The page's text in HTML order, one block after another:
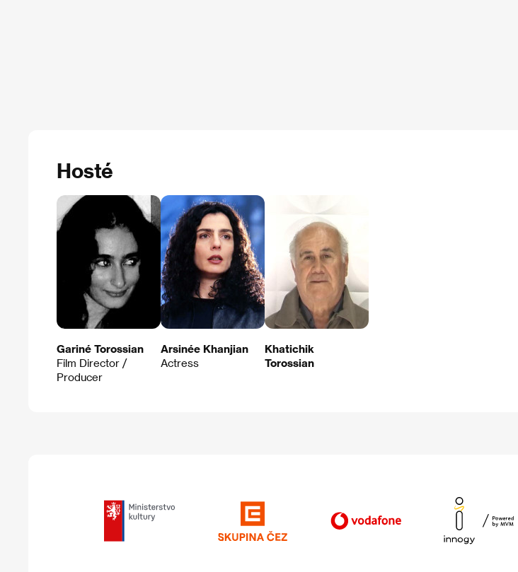
Hosté
Gariné Torossian
Film Director /
Producer
Arsinée Khanjian
Actress
Khatichik
Torossian